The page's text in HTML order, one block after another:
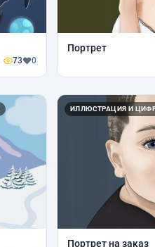
73 0
Портрет
ИЛЛЮСТРАЦИЯ И
Портрет на заказ